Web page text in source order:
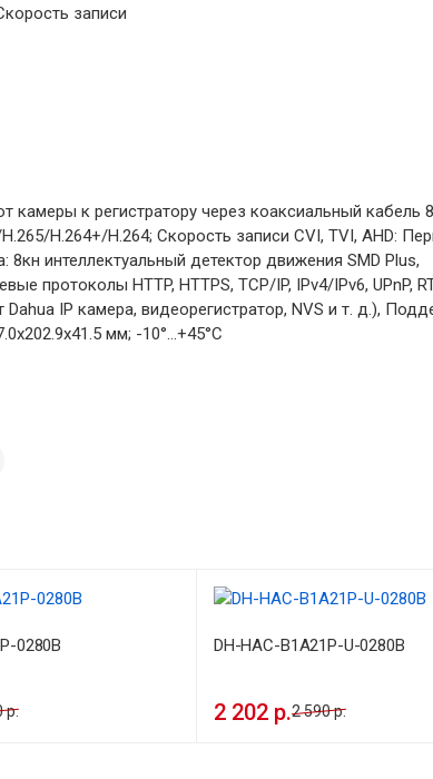
записи
к регистратору через коаксиальный кабель
H.264+/H.264; Скорость записи CVI, TVI, AHD:
интеллектуальный детектор движения SMD Plus,
протоколы HTTP, HTTPS, TCP/IP, IPv4/IPv6, UPnP,
Dahua IP камера, видеорегистратор, NVS и т. д.),
мм; -10°...+45°C
0280B
р.
DH-HAC-B1A21P-U-0280B
2 202 р.2 590 р.